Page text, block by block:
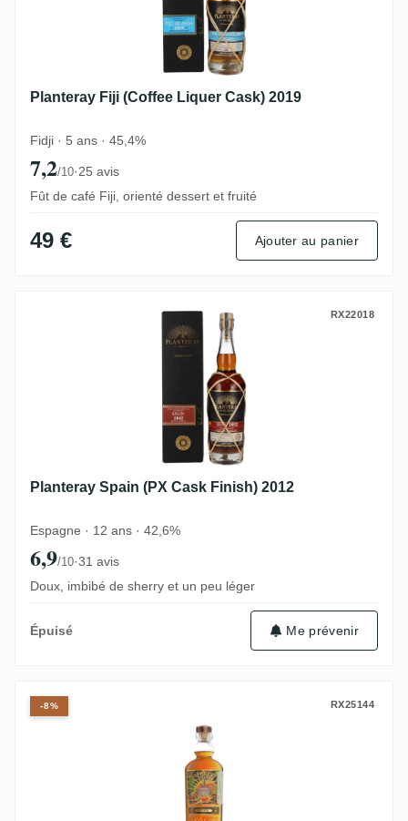
Planteray Fiji (Coffee Liquer Cask) 2019
Fidji · 5 ans · 45,4%
7,2/10·25 avis
Fût de café Fiji, orienté dessert et fruité
49 € Ajouter au panier
Planteray Spain (PX Cask Finish) 2012
RX22018
Planteray Spain (PX Cask Finish) 2012
Espagne · 12 ans · 42,6%
6,9/10·31 avis
Doux, imbibé de sherry et un peu léger
Épuisé Me prévenir
Stade's Rum Old Gregg Fusion 2022RX25144
-8%